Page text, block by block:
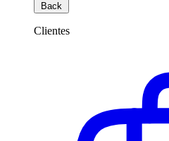
Back
Clientes